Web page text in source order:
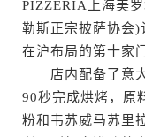
PIZZERIA上海美
勒斯正宗披萨协会)
在沪布局的第十家
店内配备了意大
90秒完成烘烤，原
粉和韦苏威马苏里